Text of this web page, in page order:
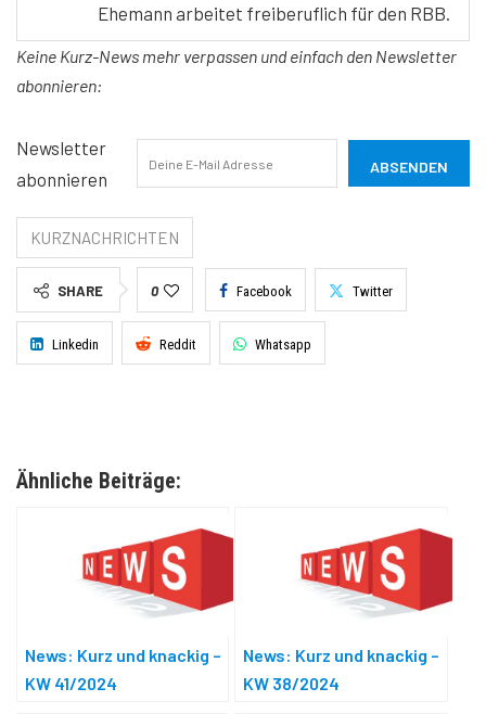
Ehemann arbeitet freiberuflich für den RBB.
Keine Kurz-News mehr verpassen und einfach den Newsletter
abonnieren:
Newsletter
abonnieren
KURZNACHRICHTEN
SHARE 0 Facebook Twitter
Linkedin Reddit Whatsapp
Ähnliche Beiträge:
News: Kurz und knackig –
KW 41/2024
News: Kurz und knackig –
KW 38/2024